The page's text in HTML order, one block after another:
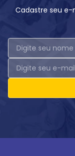
Cadastre seu e-